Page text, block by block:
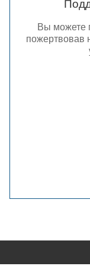
Вы можете